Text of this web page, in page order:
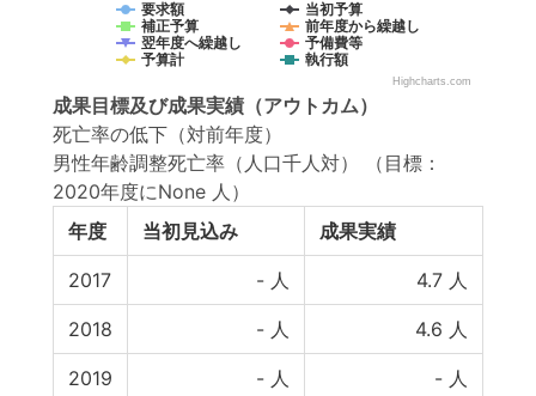
要求額
当初予算
補正予算
前年度から繰越し
翌年度へ繰越し
予備費等
予算計
執行額
Highcharts.com
成果目標及び成果実績 （アウトカム）
死亡率の低下（対前年度）
男性年齢調整死亡率（人口千人対）
（目標：
2020年度にNone 人）
年度
当初見込み 成果実績
2017 - 人 4.7 人
2018 - 人 4.6 人
2019 - 人 - 人